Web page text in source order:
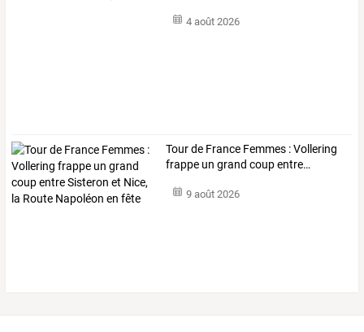
4 août 2026
Tourde France Femmes :Vollering
frappe un grand coupentre…
9 août 2026